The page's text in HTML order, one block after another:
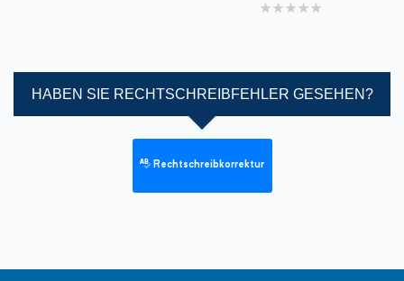
4 stars
3 stars
2 stars
1 star
HABEN SIE RECHTSCHREIBFEHLER GESEHEN?
Rechtschreibkorrektur